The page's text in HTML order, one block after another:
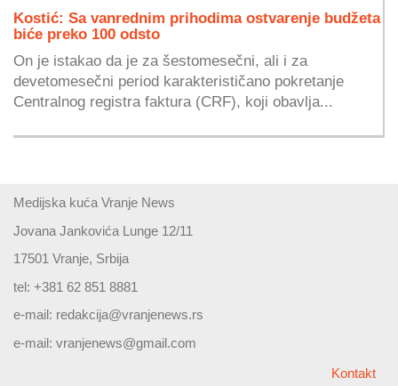
Kostić: Sa vanrednim prihodima ostvarenje budžeta
biće preko 100 odsto
On je istakao da je za šestomesečni, ali i za
devetomesečni period karakterističano pokretanje
Centralnog registra faktura (CRF), koji obavlja...
Medijska kuća Vranje News
Jovana Jankovića Lunge 12/11
17501 Vranje, Srbija
tel: +381 62 851 8881
e-mail: redakcija@vranjenews.rs
e-mail: vranjenews@gmail.com
Kontakt